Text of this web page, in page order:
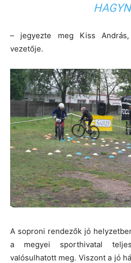
– jegyezte meg Kiss
vezetője.
A soproni rendezők jó
a megyei sporthivatal
valósulhatott meg. Viszont a jó